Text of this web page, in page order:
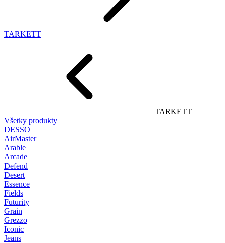
TARKETT
TARKETT
Všetky produkty
DESSO
AirMaster
Arable
Arcade
Defend
Desert
Essence
Fields
Futurity
Grain
Grezzo
Iconic
Jeans